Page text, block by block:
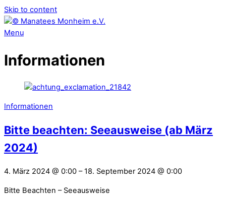
Skip to content
Menu
Informationen
Informationen
Bitte beachten: Seeausweise (ab März
2024)
4. März 2024 @ 0:00 –18. September 2024 @ 0:00
Bitte Beachten – Seeausweise